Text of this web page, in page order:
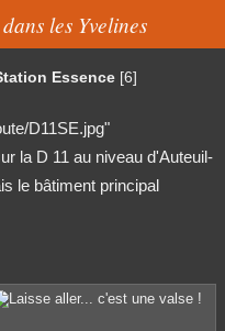
les Yvelines
Essence [6]
D11SE.jpg"
la D 11 au niveau d'Auteuil-
le bâtiment principal